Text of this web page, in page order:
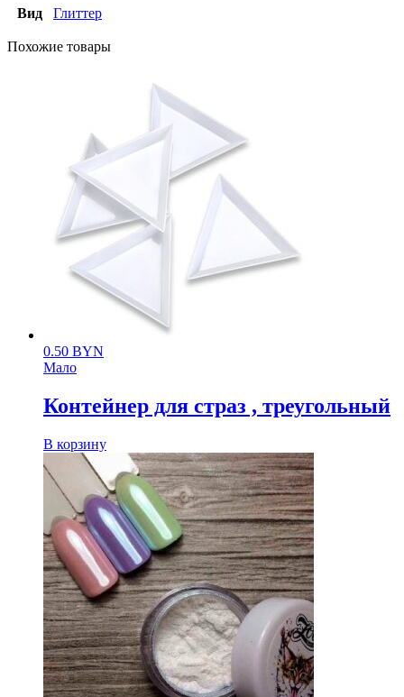
Вид Глиттер
Похожие товары
0.50 BYN
Мало
Контейнер для страз , треугольный
В корзину